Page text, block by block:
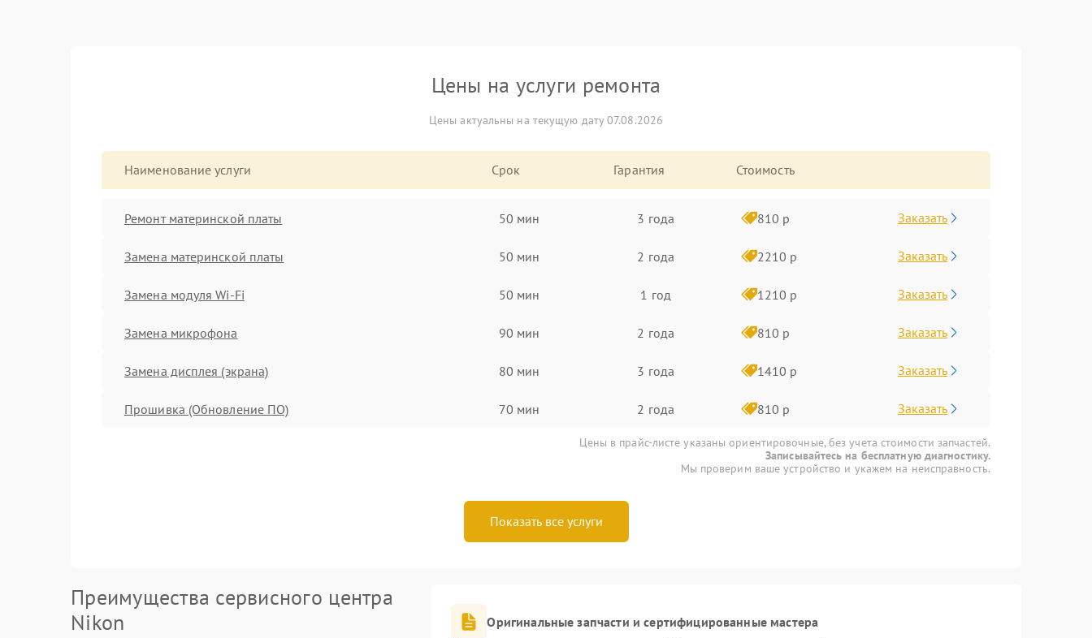
Цены на услуги ремонта
Цены актуальны на текущую дату 07.08.2026
Наименование услуги Срок Гарантия Стоимость
Ремонт материнской платы 50 мин 3 года 810 р Заказать
Замена материнской платы 50 мин 2 года 2210 р Заказать
Замена модуля Wi-Fi 50 мин 1 год 1210 р Заказать
Замена микрофона 90 мин 2 года 810 р Заказать
Замена дисплея (экрана) 80 мин 3 года 1410 р Заказать
Прошивка (Обновление ПО) 70 мин 2 года 810 р Заказать
Цены в прайс-листе указаны ориентировочные, без учета стоимости запчастей.
Записывайтесь на бесплатную диагностику.
Мы проверим ваше устройство и укажем на неисправность.
Показать все услуги
Преимущества сервисного центра
Nikon
Оригинальные запчасти и сертифицированные мастера